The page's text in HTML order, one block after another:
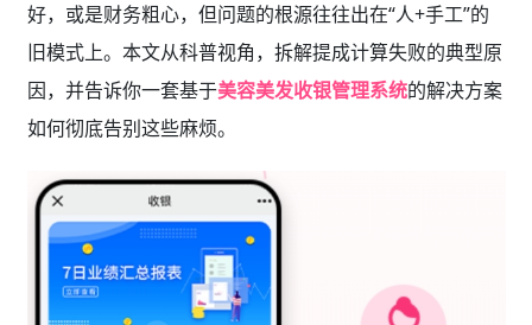
好，或是财务粗心，但问题的根源往往出在“人+手工”的
旧模式上。本文从科普视角，拆解提成计算失败的典型原
因，并告诉你一套基于美容美发收银管理系统的解决方案
如何彻底告别这些麻烦。